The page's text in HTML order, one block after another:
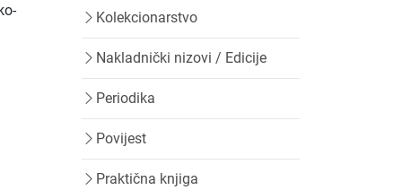
Kolekcionarstvo
Nakladnički nizovi / Edicije
Periodika
Povijest
Praktična knjiga